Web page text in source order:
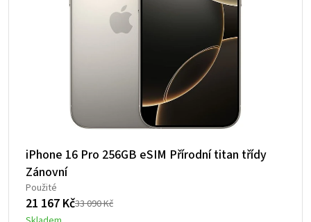
iPhone 16 Pro 256GB eSIM Přírodní titan třídy
Zánovní
Použité
33 090Kč
Původní
21 167 Kč
Aktuální